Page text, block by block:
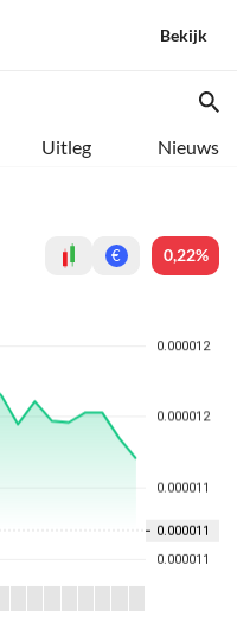
Bekijk
Uitleg Nieuws
€ 0,22%